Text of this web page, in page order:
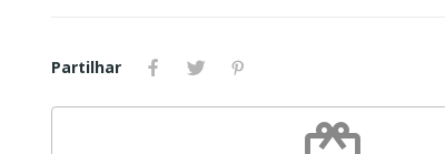
Partilhar